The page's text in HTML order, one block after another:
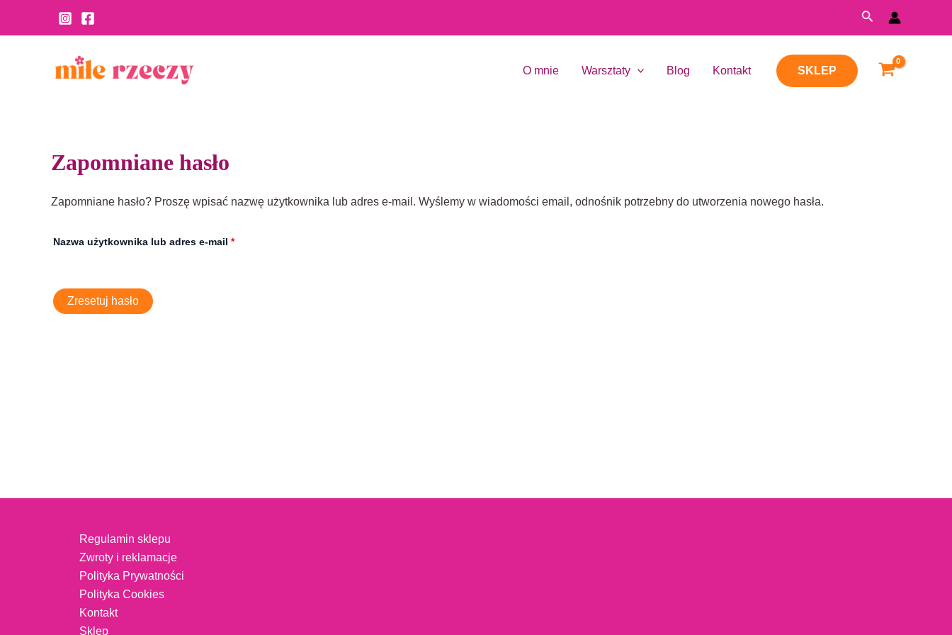
Search
O mnie Warsztaty Blog Kontakt SKLEP
Zapomniane hasło
Zapomniane hasło? Proszę wpisać nazwę użytkownika lub adres e-mail. Wyślemy w wiadomości email, odnośnik potrzebny do utworzenia nowego hasła.
Nazwa użytkownika lub adres e-mail *
Zresetuj hasło
Regulamin sklepu
Zwroty i reklamacje
Polityka Prywatności
Polityka Cookies
Kontakt
Sklep